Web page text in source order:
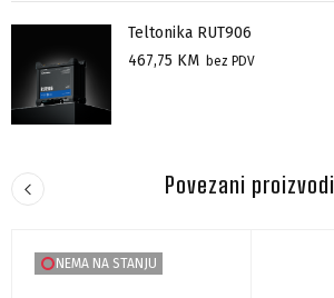
Teltonika RUT906
467,75 KM bez PDV
Povezani proizvodi
NEMA NA STANJU